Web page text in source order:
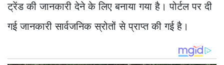
ट्रेंड की जानकारी देने के लिए बनाया गया है। पोर्टल पर दी
गई जानकारी सार्वजनिक स्रोतों से प्राप्त की गई है।